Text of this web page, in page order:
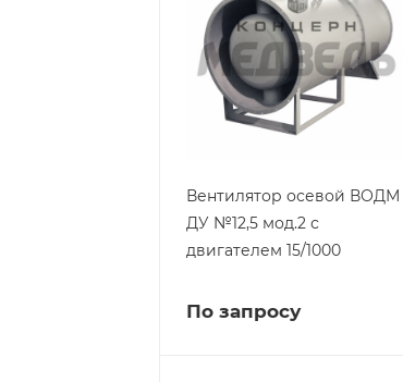
Вентилятор осевой ВОДМ
ДУ №12,5 мод.2 с
двигателем 15/1000
По запросу